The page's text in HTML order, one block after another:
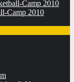
Camp 2010
Camp 2010